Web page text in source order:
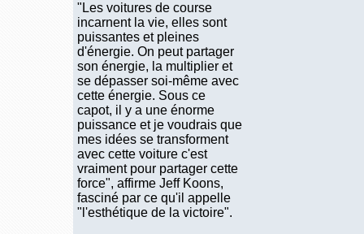
"Les voitures de course
incarnent la vie, elles sont
puissantes et pleines
d'énergie. On peut partager
son énergie, la multiplier et
se dépasser soi-même avec
cette énergie. Sous ce
capot, il y a une énorme
puissance et je voudrais que
mes idées se transforment
avec cette voiture c'est
vraiment pour partager cette
force", affirme Jeff Koons,
fasciné par ce qu'il appelle
"l'esthétique de la victoire".